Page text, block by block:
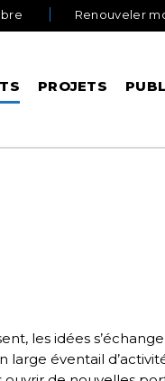
Renouveler
PROJETS
les idées
large éventail